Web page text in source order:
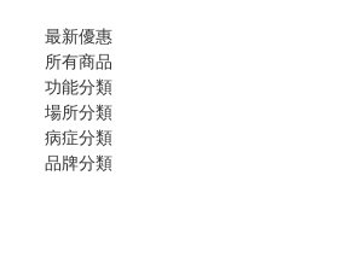
最新優惠
所有商品
功能分類
場所分類
病症分類
品牌分類